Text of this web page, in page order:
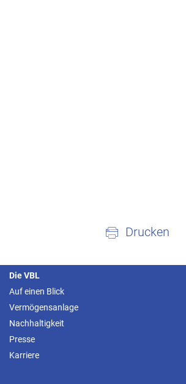
Drucken
Die VBL
Auf einen Blick
Vermögensanlage
Nachhaltigkeit
Presse
Karriere